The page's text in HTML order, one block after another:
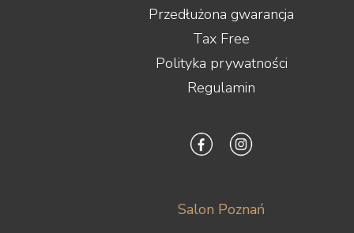
Przedłużona gwarancja
Tax Free
Polityka prywatności
Regulamin
Salon Poznań